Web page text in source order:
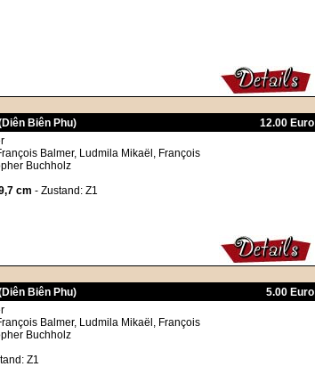
Biên Phu)
12.00 Euro
Balmer, Ludmila Mikaël, François
Buchholz
cm - Zustand: Z1
Biên Phu)
5.00 Euro
Balmer, Ludmila Mikaël, François
Buchholz
Z1